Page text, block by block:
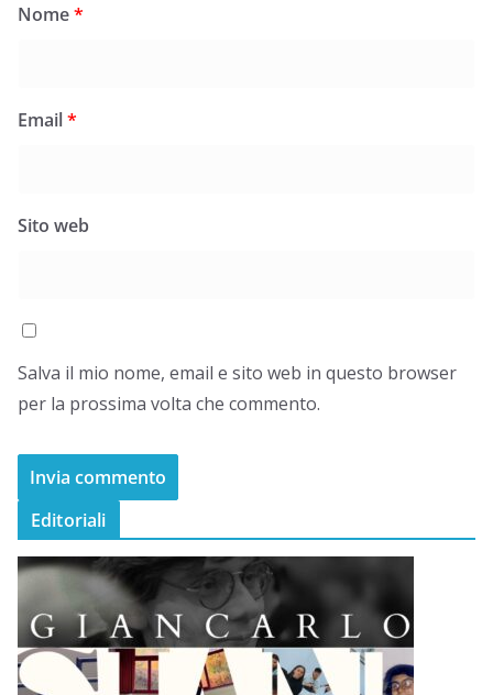
Nome*
Email*
Sito web
Salva il mio nome, email e sito web in questo browser
per la prossima volta che commento.
Editoriali